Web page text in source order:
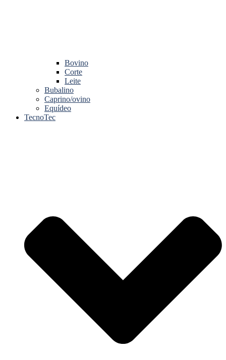
Bovino
Corte
Leite
Bubalino
Caprino/ovino
Equídeo
TecnoTec